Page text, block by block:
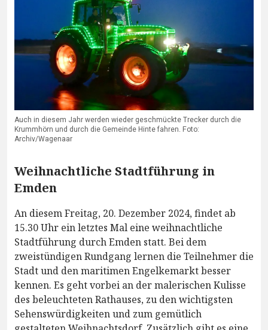
Auch in diesem Jahr werden wieder geschmückte Trecker durch die
Krummhörn und durch die Gemeinde Hinte fahren. Foto:
Archiv/Wagenaar
Weihnachtliche Stadtführung in
Emden
An diesem Freitag, 20. Dezember 2024, findet ab
15.30 Uhr ein letztes Mal eine weihnachtliche
Stadtführung durch Emden statt. Bei dem
zweistündigen Rundgang lernen die Teilnehmer die
Stadt und den maritimen Engelkemarkt besser
kennen. Es geht vorbei an der malerischen Kulisse
des beleuchteten Rathauses, zu den wichtigsten
Sehenswürdigkeiten und zum gemütlich